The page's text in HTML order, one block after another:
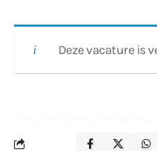
Deze vacature is